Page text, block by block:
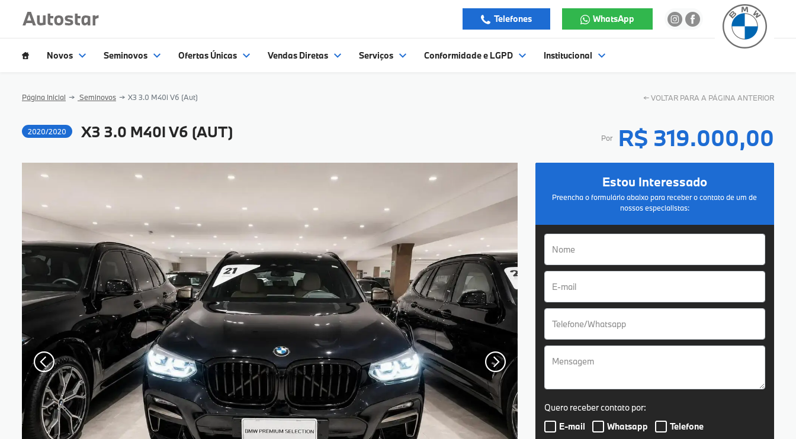
Telefones WhatsApp
Novos Seminovos Ofertas Únicas Vendas Diretas Serviços Conformidade e LGPD Institucional
Página Inicial Seminovos X3 3.0 M40i V6 (Aut) ←VOLTAR PARA A PÁGINA ANTERIOR
2020/2020 X3 3.0 M40I V6 (AUT) Por R$ 319.000,00
Estou Interessado
Preencha o formulário abaixo para receber o contato de um de
nossos especialistas:
Quero receber contato por:
E-mail
Whatsapp Telefone